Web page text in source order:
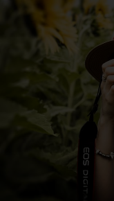
springen